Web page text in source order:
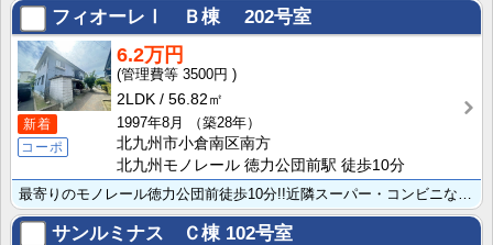
フィオーレⅠ Ｂ棟 202号室
新着
コーポ
6.2万円
3500円
2LDK
56.82㎡
1997年8月
（築28年）
北九州市小倉南区南方
北九州モノレール 徳力公団前駅 徒歩10分
サンルミナス Ｃ棟 102号室